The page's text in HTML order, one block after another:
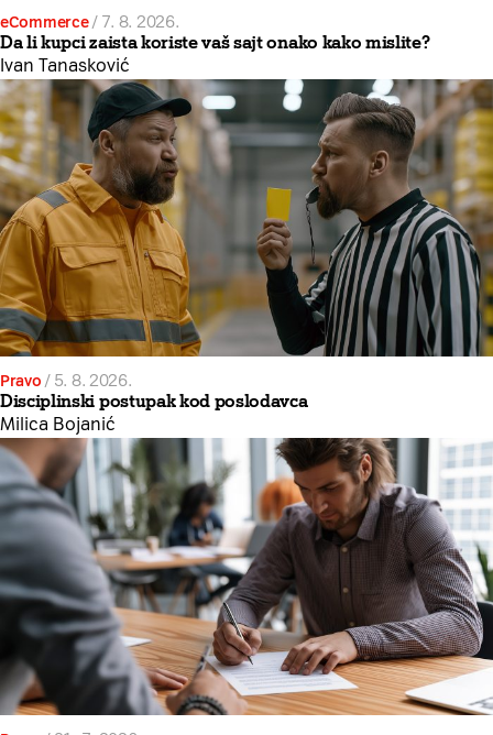
eCommerce/ 7. 8. 2026.
Da li kupci zaista koriste vaš sajt onako kako mislite?
Ivan Tanasković
Pravo / 5. 8. 2026.
Disciplinski postupak kod poslodavca
Milica Bojanić